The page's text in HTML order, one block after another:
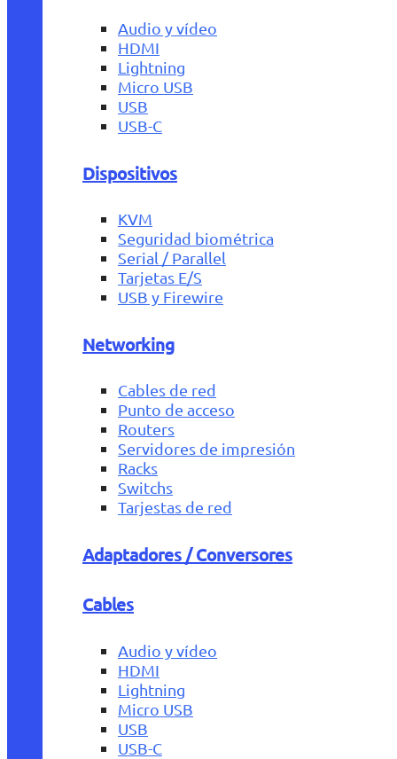
Audio y vídeo
HDMI
Lightning
Micro USB
USB
USB-C
Dispositivos
KVM
Seguridad biométrica
Serial / Parallel
Tarjetas E/S
USB y Firewire
Networking
Cables de red
Punto de acceso
Routers
Servidores de impresión
Racks
Switchs
Tarjestas de red
Adaptadores / Conversores
Cables
Audio y vídeo
HDMI
Lightning
Micro USB
USB
USB-C